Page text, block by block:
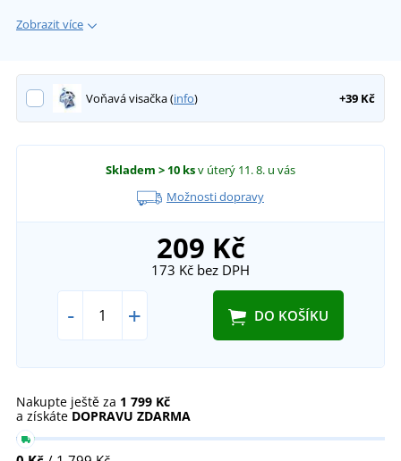
Zobrazit více
Voňavá visačka (info) +39 Kč
Skladem > 10 ksv úterý 11. 8. u vás
Možnosti dopravy
209 Kč
173 Kč bez DPH
- + DO KOŠÍKU
Nakupte ještě za 1 799 Kč
a získáte DOPRAVU ZDARMA